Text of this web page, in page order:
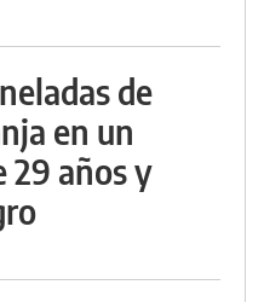
de
en un
29 años y